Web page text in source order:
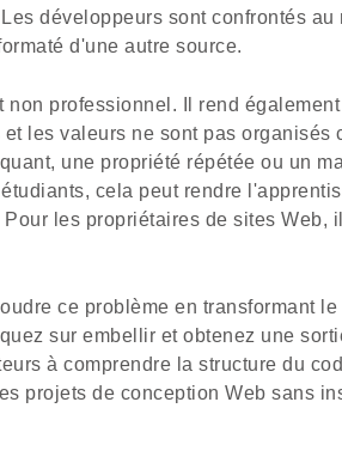
développeurs sont confrontés
d'une autre source.
non professionnel. Il rend
les valeurs ne sont pas organisés
une propriété répétée ou un
cela peut rendre
les propriétaires de sites Web,
ce problème en transformant
sur embellir et obtenez une
à comprendre la structure du
projets de conception Web sans